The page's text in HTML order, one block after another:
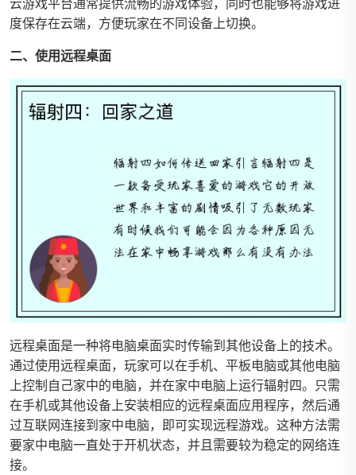
度保存在云端，方便玩家在不同设备上切换。
二、使用远程桌面
远程桌面是一种将电脑桌面实时传输到其他设备上的技术。
通过使用远程桌面，玩家可以在手机、平板电脑或其他电脑
上控制自己家中的电脑，并在家中电脑上运行辐射四。只需
在手机或其他设备上安装相应的远程桌面应用程序，然后通
过互联网连接到家中电脑，即可实现远程游戏。这种方法需
要家中电脑一直处于开机状态，并且需要较为稳定的网络连
接。